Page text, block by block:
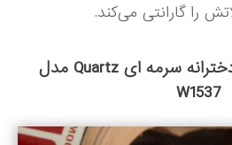
را گارانتی می‌کند.
خرید ساعت مچی دخترانه سرمه ای Quartz مدل
W1537